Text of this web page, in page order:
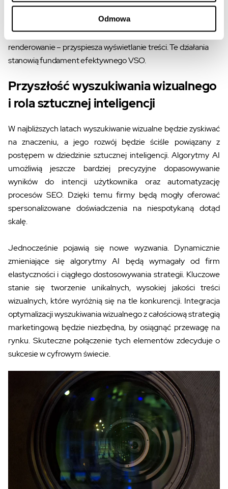
Odmowa
rezerwowanie miejsca na fonty zapewnia stabilność wizualną
strony. Dodatkowo, optymalizacja kodu źródłowego –
minifikacja CSS i JS oraz eliminacja zasobów blokujących
renderowanie – przyspiesza wyświetlanie treści. Te działania
stanowią fundament efektywnego VSO.
Przyszłość wyszukiwania wizualnego
i rola sztucznej inteligencji
W najbliższych latach wyszukiwanie wizualne będzie zyskiwać
na znaczeniu, a jego rozwój będzie ściśle powiązany z
postępem w dziedzinie sztucznej inteligencji. Algorytmy AI
umożliwią jeszcze bardziej precyzyjne dopasowywanie
wyników do intencji użytkownika oraz automatyzację
procesów SEO. Dzięki temu firmy będą mogły oferować
spersonalizowane doświadczenia na niespotykaną dotąd
skalę.
Jednocześnie pojawią się nowe wyzwania. Dynamicznie
zmieniające się algorytmy AI będą wymagały od firm
elastyczności i ciągłego dostosowywania strategii. Kluczowe
stanie się tworzenie unikalnych, wysokiej jakości treści
wizualnych, które wyróżnią się na tle konkurencji. Integracja
optymalizacji wyszukiwania wizualnego z całościową strategią
marketingową będzie niezbędna, by osiągnąć przewagę na
rynku. Skuteczne połączenie tych elementów zdecyduje o
sukcesie w cyfrowym świecie.